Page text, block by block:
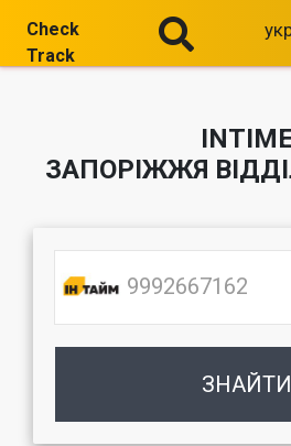
Check
Track
ЗАПОРІЖЖЯ
ЗНАЙТИ